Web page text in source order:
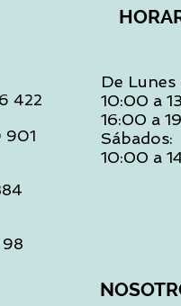
422
901
98
De Lunes
10:00 a
16:00 a
Sábados:
10:00 a